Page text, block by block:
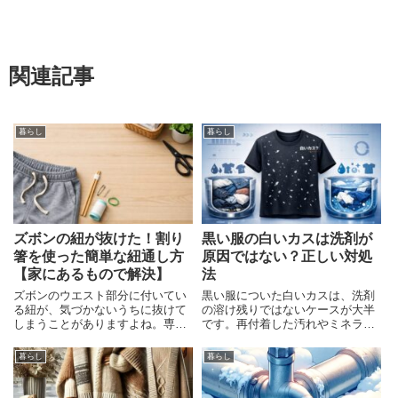
関連記事
暮らし
ズボンの紐が抜けた！割り
箸を使った簡単な紐通し方
【家にあるもので解決】
ズボンのウエスト部分に付いてい
る紐が、気づかないうちに抜けて
しまうことがありますよね。専用
ぐには見つからない…そんな時に
役立つのが「割り箸」です。この
記事では、特別な道具を使わずに
できるズボンの紐通し方（割り箸
暮らし
黒い服の白いカスは洗剤が
原因ではない？正しい対処
法
黒い服についた白いカスは、洗剤
の溶け残りではないケースが大半
です。再付着した汚れやミネラル
取り組める対策を原因別にわかり
やすく解説しています。
暮らし 暮らし